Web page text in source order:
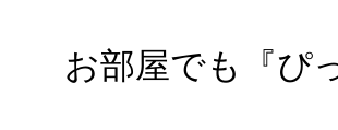
お部屋でも『ぴ